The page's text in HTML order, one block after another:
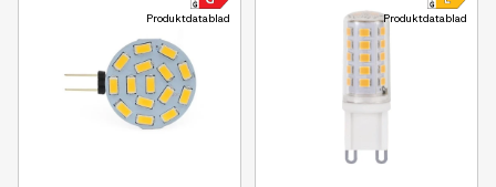
Produktdatablad Produktdatablad